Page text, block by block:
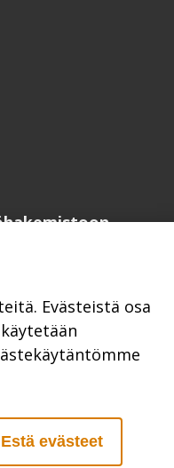
Evästeistä osa
Estä evästeet